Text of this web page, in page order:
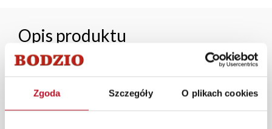
Zgoda Szczegóły O plikach cookies
Opis produktu
Unikatowy, efektowny fotel Fiorenti wprowadzi do
połączona z kwiatowym wzorem to ponadczasowa
stylistyka. Bardzo wygodny, z nóżkami w kolorze